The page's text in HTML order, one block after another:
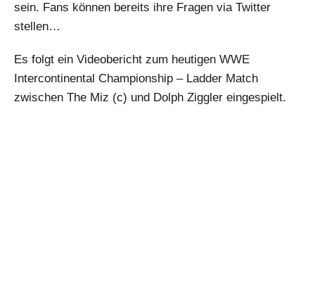
sein. Fans können bereits ihre Fragen via Twitter
stellen…
Es folgt ein Videobericht zum heutigen WWE
Intercontinental Championship – Ladder Match
zwischen The Miz (c) und Dolph Ziggler eingespielt.